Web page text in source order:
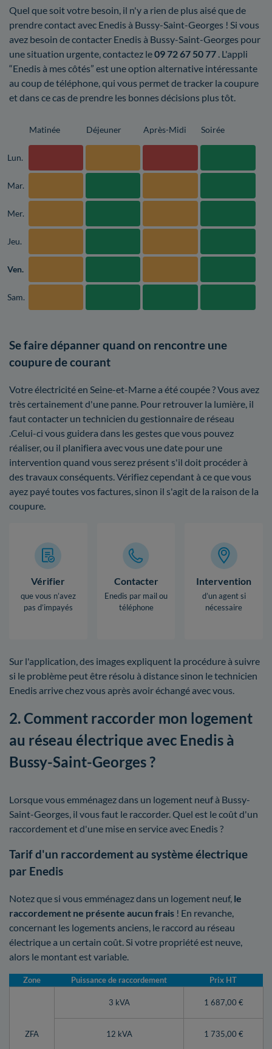
Quel que soit votre besoin, il n'y a rien de plus aisé que de
prendre contact avec Enedis à Bussy-Saint-Georges ! Si vous
avez besoin de contacter Enedis à Bussy-Saint-Georges pour
une situation urgente, contactez le09 72 67 50 77 . L'appli
“Enedis à mes côtés” est une option alternative intéressante
au coup de téléphone, qui vous permet de tracker la coupure
et dans ce cas de prendre les bonnes décisions plus tôt.
Matinée Déjeuner Après-Midi Soirée
Lun.
Mar.
Mer.
Jeu.
Ven.
Sam.
Se faire dépanner quand on rencontre une
coupure de courant
Votre électricité en Seine-et-Marne a été coupée ? Vous avez
très certainement d'une panne. Pour retrouver la lumière, il
faut contacter un technicien du gestionnaire de réseau
.Celui-ci vous guidera dans les gestes que vous pouvez
réaliser, ou il planifiera avec vous une date pour une
intervention quand vous serez présent s'il doit procéder à
des travaux conséquents. Vérifiez cependant à ce que vous
ayez payé toutes vos factures, sinon il s'agit de la raison de la
coupure.
Vérifier
que vous n’avez
pas d’impayés
Contacter
Enedis par mail ou
téléphone
Intervention
d’un agent si
nécessaire
Sur l'application, des images expliquent la procédure à suivre
si le problème peut être résolu à distance sinon le technicien
Enedis arrive chez vous après avoir échangé avec vous.
2. Comment raccorder mon logement
au réseau électrique avec Enedis à
Bussy-Saint-Georges ?
Lorsque vous emménagez dans un logement neuf à Bussy-
Saint-Georges, il vous faut le raccorder. Quel est le coût d'un
raccordement et d'une mise en service avec Enedis ?
Tarif d'un raccordement au système électrique
par Enedis
Notez que si vous emménagez dans un logement neuf, le
raccordement ne présente aucun frais ! En revanche,
concernant les logements anciens, le raccord au réseau
électrique a un certain coût. Si votre propriété est neuve,
alors le montant est variable.
Zone Puissance de raccordement Prix HT
ZFA
3 kVA 1 687,00 €
12 kVA 1 735,00 €